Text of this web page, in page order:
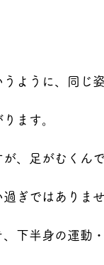
ように、同じ
ます。
、足がむくん
ぎではありませ
下半身の運動